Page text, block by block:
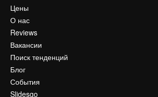
Цены
О нас
Reviews
Вакансии
Поиск тенденций
Блог
События
Slidesgo